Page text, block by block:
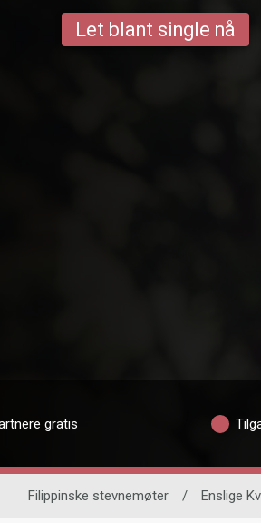
Let blant single nå
gratis
Filippinske stevnemøter / Enslige